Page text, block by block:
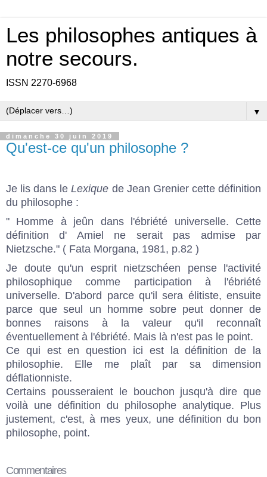
Les philosophes antiques à
notre secours.
ISSN 2270-6968
▼
dimanche 30 juin 2019
Qu'est-ce qu'un philosophe ?
Je lis dans leLexique de Jean Grenier cette définition
du philosophe :
" Homme à jeûn dans l'ébriété universelle. Cette
définition d' Amiel ne serait pas admise par
Nietzsche." ( Fata Morgana, 1981, p.82 )
Je doute qu'un esprit nietzschéen pense l'activité
philosophique comme participation à l'ébriété
universelle. D'abord parce qu'il sera élitiste, ensuite
parce que seul un homme sobre peut donner de
bonnes raisons à la valeur qu'il reconnaît
éventuellement à l'ébriété. Mais là n'est pas le point.
Ce qui est en question ici est la définition de la
philosophie. Elle me plaît par sa dimension
déflationniste.
Certains pousseraient le bouchon jusqu'à dire que
voilà une définition du philosophe analytique. Plus
justement, c'est, à mes yeux, une définition du bon
philosophe, point.
Commentaires